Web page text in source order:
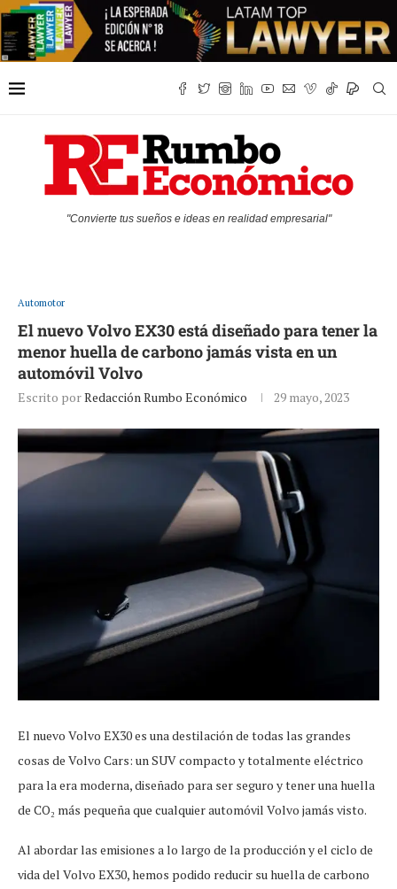
"Convierte tus sueños e ideas en realidad empresarial"
Automotor
El nuevo Volvo EX30 está diseñado para tener la
menor huella de carbono jamás vista en un
automóvil Volvo
Escrito porRedacción Rumbo Económico 29 mayo, 2023
El nuevo Volvo EX30 es una destilación de todas las grandes
cosas de Volvo Cars: un SUV compacto y totalmente eléctrico
para la era moderna, diseñado para ser seguro y tener una huella
de CO₂ más pequeña que cualquier automóvil Volvo jamás visto.
Al abordar las emisiones a lo largo de la producción y el ciclo de
vida del Volvo EX30, hemos podido reducir su huella de carbono